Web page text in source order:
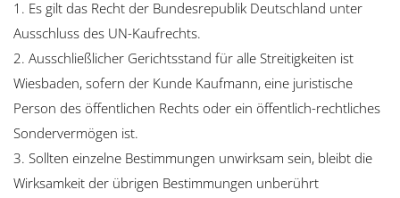
1. Es gilt das Recht der Bundesrepublik Deutschland unter
Ausschluss des UN-Kaufrechts.
2. Ausschließlicher Gerichtsstand für alle Streitigkeiten ist
Wiesbaden, sofern der Kunde Kaufmann, eine juristische
Person des öffentlichen Rechts oder ein öffentlich-rechtliches
Sondervermögen ist.
3. Sollten einzelne Bestimmungen unwirksam sein, bleibt die
Wirksamkeit der übrigen Bestimmungen unberührt